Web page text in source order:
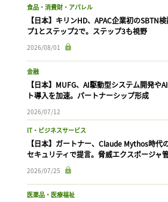
食品・消費財・アパレル
【日本】キリンHD、APAC企業初のSBTN
プ1とステップ2で。ステップ3も視野
2026/08/01
金融
【日本】MUFG、AI駆動型システム開発や
ト導入を加速。パートナーシップ形成
2026/07/12
IT・ビジネスサービス
【日本】ガートナー、Claude Mythos時代
セキュリティで提言。脅威エクスポージャ
2026/07/25
医薬品・医療福祉